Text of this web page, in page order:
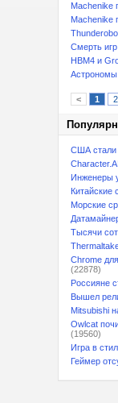
Machenike
Machenike
Смерть
HBM4 и
Астрономы
< 1 2
США стали
Инженеры
Китайские
Морские
Тысячи
Chrome
(22878)
Россияне
Вышел
Mitsubishi
Owlcat
(19560)
Игра в
Геймер